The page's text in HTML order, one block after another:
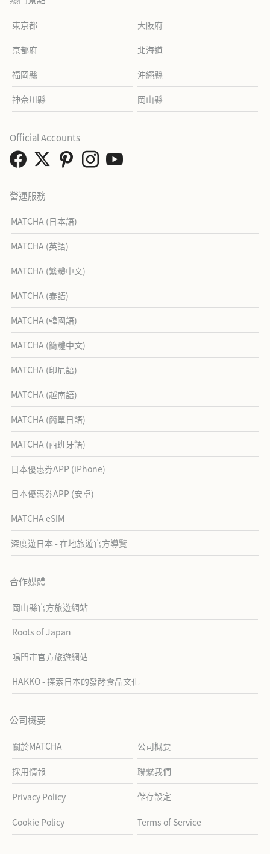
東京都 大阪府
京都府 北海道
福岡縣 沖繩縣
神奈川縣 岡山縣
營運服務
MATCHA (日本語)
MATCHA (英語)
MATCHA (繁體中文)
MATCHA (泰語)
MATCHA (韓國語)
MATCHA (簡體中文)
MATCHA (印尼語)
MATCHA (越南語)
MATCHA (簡單日語)
MATCHA (西班牙語)
日本優惠券APP (iPhone)
日本優惠券APP (安卓)
MATCHA eSIM
深度遊日本 - 在地旅遊官方導覽
合作媒體
岡山縣官方旅遊網站
Roots of Japan
鳴門市官方旅遊網站
HAKKO - 探索日本的發酵食品文化
公司概要
關於MATCHA 公司概要
採用情報 聯繫我們
Privacy Policy 儲存設定
Cookie Policy Terms of Service
Official Accounts